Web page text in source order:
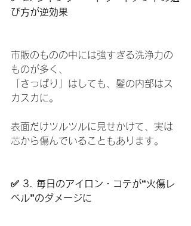
び方が逆効果
市販のものの中には強すぎる洗浄力の
ものが多く、
「さっぱり」はしても、髪の内部はス
カスカに。
表面だけツルツルに見せかけて、実は
芯から傷んでいることもあります。
✅ 3. 毎日のアイロン・コテが“火傷レ
ベル”のダメージに